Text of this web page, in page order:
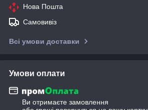
Нова Пошта
Самовивіз
Всі умови доставки
Умови оплати
Ви отримаєте замовлення